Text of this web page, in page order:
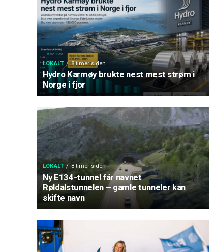
LOKALT 8 timer siden
Hydro Karmøy brukte nest mest strøm i
Norge i fjor
LOKALT 8 timer siden
Ny E134-tunnel får navnet
Røldalstunnelen – gamle tunneler kan
skifte navn